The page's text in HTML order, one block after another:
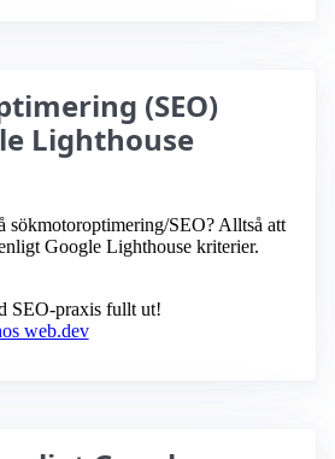
(SEO)
Lighthouse
sökmotoroptimering/SEO? Alltså att
Google Lighthouse kriterier.
SEO-praxis fullt ut!
web.dev